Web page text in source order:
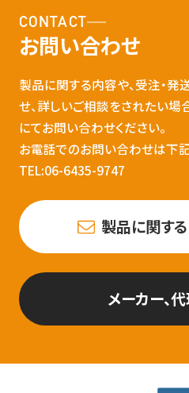
CONTACT
お問い合わせ
製品に関する内容や、受注・発
せ、詳しいご相談をされたい場
にてお問い合わせください。
お電話でのお問い合わせは下
TEL:06-6435-9747
製品に関す
メーカー、